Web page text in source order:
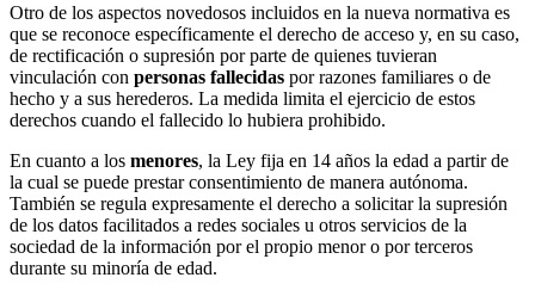
Otro de los aspectos novedosos incluidos en la nueva normativa es
que se reconoce específicamente el derecho de acceso y, en su caso,
de rectificación o supresión por parte de quienes tuvieran
vinculación con personas fallecidas por razones familiares o de
hecho y a sus herederos. La medida limita el ejercicio de estos
derechos cuando el fallecido lo hubiera prohibido.
En cuanto a los menores, la Ley fija en 14 años la edad a partir de
la cual se puede prestar consentimiento de manera autónoma.
También se regula expresamente el derecho a solicitar la supresión
de los datos facilitados a redes sociales u otros servicios de la
sociedad de la información por el propio menor o por terceros
durante su minoría de edad.